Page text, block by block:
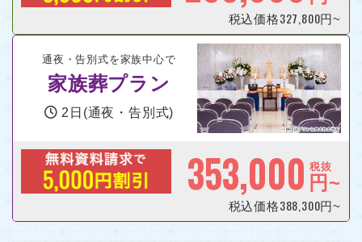
税込価格327,800円~
通夜・告別式を家族中心で
家族葬プラン
2日(通夜・告別式)
353,000 円~
税抜
税込価格388,300円~